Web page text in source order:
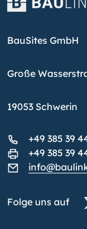
BauSites GmbH
Große
19053 Schwerin
+49 385 39
+49 385 39
Folge uns auf